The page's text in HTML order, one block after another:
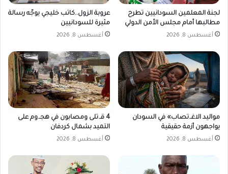
و
س
م
ل
ش
م
و
ا
ر
ا
ل
ي
ة
ت
لجنة المعلمين السودانيين تطرح
مطالبها أمام مجلس الأمن الدولي
أغسطس 8, 2026
عروبة الزول..كاتب خليجي يوجّه رسالة
مثيرة للسودانيين
أغسطس 8, 2026
مواليد الاغـ.تصاب» في السودان
يواجهون أزمة حقيقية
أغسطس 8, 2026
4 قـ.تلى ومصابون في هجـ.وم على
التميد بشمال كردفان
أغسطس 8, 2026